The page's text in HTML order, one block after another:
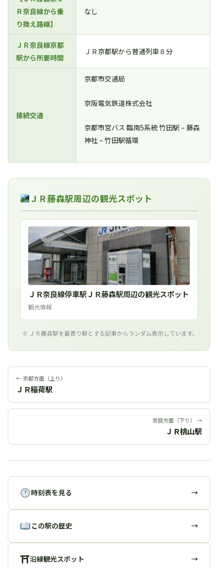
Ｒ奈良線から乗
り換え路線】
なし
ＪＲ奈良線京都
駅から所要時間
ＪＲ京都駅から普通列車８分
接続交通
京都市交通局
京阪電気鉄道株式会社
京都市営バス 臨南5系統 竹田駅 – 藤森
神社 – 竹田駅循環
ＪＲ藤森駅周辺の観光スポット
ＪＲ奈良線停車駅ＪＲ藤森駅周辺の観光スポット
観光情報
※ ＪＲ藤森駅を最寄り駅とする記事からランダム表示しています。
← 京都方面（上り）
ＪＲ稲荷駅
奈良方面（下り） →
ＪＲ桃山駅
時刻表を見る →
この駅の歴史 →
⛩沿線観光スポット →